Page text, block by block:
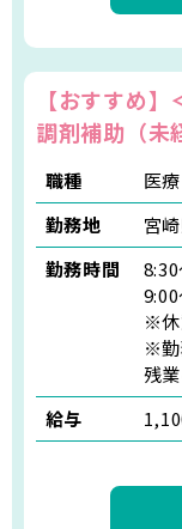
【おすすめ
調剤補助（未
職種
医
勤務地
宮
勤務時間
※休
※勤
残
給与